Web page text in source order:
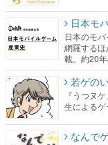
日本モ
日本のモ
網羅する
載。約20
若ゲの
『うつヌ
生によるゲ
なんで